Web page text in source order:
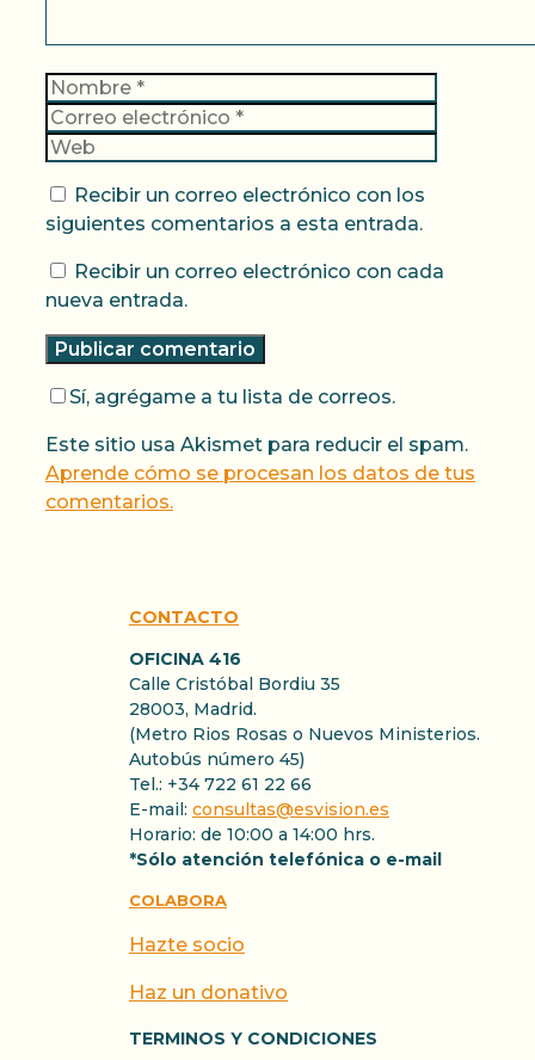
Nombre
Recibir un correo electrónico con los
siguientes comentarios a esta entrada.
Recibir un correo electrónico con cada
nueva entrada.
Sí, agrégame a tu lista de correos.
Este sitio usa Akismet para reducir el spam.
Aprende cómo se procesan los datos de tus
comentarios.
CONTACTO
OFICINA 416
Calle Cristóbal Bordiu 35
28003, Madrid.
(Metro Rios Rosas o Nuevos Ministerios.
Autobús número 45)
Tel.: +34 722 61 22 66
E-mail: consultas@esvision.es
Horario: de 10:00 a 14:00 hrs.
*Sólo atención telefónica o e-mail
COLABORA
Hazte socio
Haz un donativo
TERMINOS Y CONDICIONES